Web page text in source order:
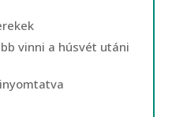
vinni a húsvét utáni